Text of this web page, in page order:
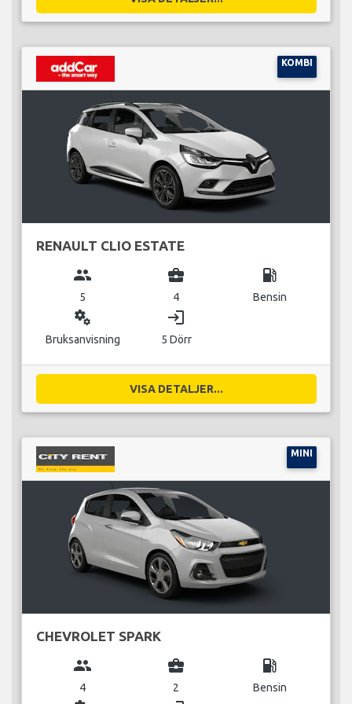
KOMBI
RENAULT CLIO ESTATE
group
5
business_center
4
local_gas_station
Bensin
miscellaneous_services
Bruksanvisning
login
5 Dörr
VISA DETALJER...
MINI
CHEVROLET SPARK
group
4
business_center
2
local_gas_station
Bensin